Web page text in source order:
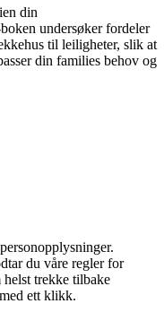
din
undersøker fordeler
til leiligheter, slik at
din families behov og
du våre regler for
trekke tilbake
ett klikk.